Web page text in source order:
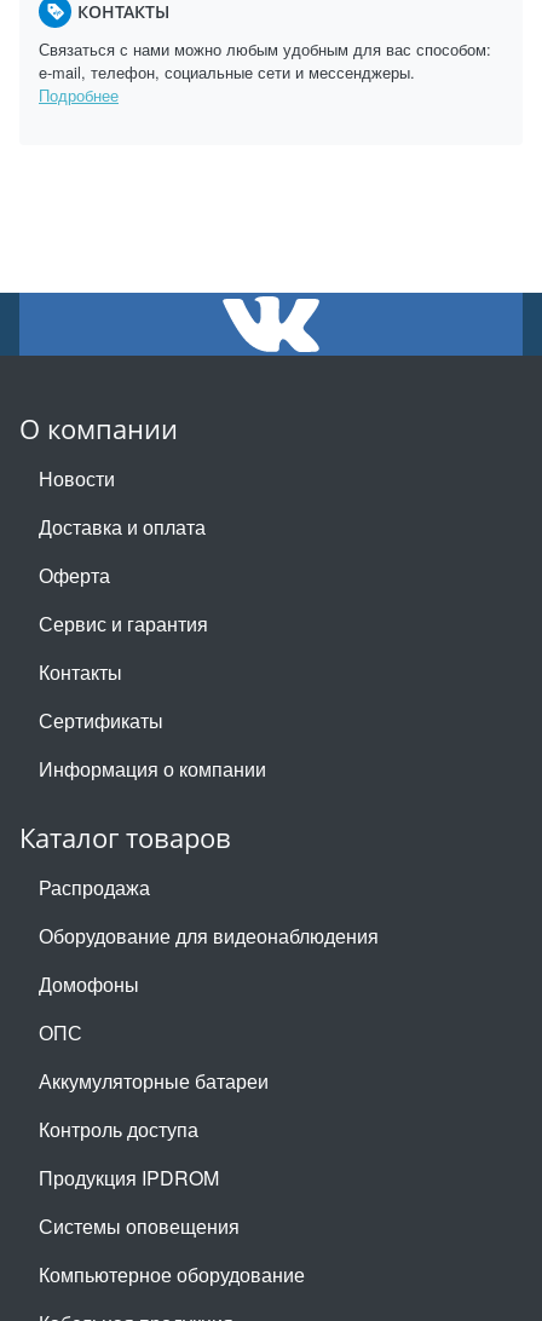
КОНТАКТЫ
Связаться с нами можно любым удобным для вас способом:
e-mail, телефон, социальные сети и мессенджеры.
Подробнее
О компании
Новости
Доставка и оплата
Оферта
Сервис и гарантия
Контакты
Сертификаты
Информация о компании
Каталог товаров
Распродажа
Оборудование для видеонаблюдения
Домофоны
ОПС
Аккумуляторные батареи
Контроль доступа
Продукция IPDROM
Системы оповещения
Компьютерное оборудование